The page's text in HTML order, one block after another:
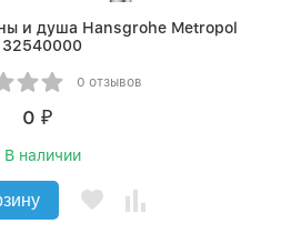
и душа Hansgrohe Metropol
32540000
0 отзывов
0 ₽
В наличии